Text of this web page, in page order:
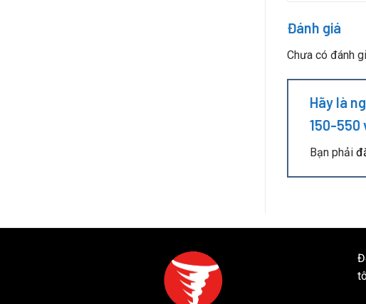
Đánh giá
Chưa có đánh
Hãy là
150-550
Bạn phải